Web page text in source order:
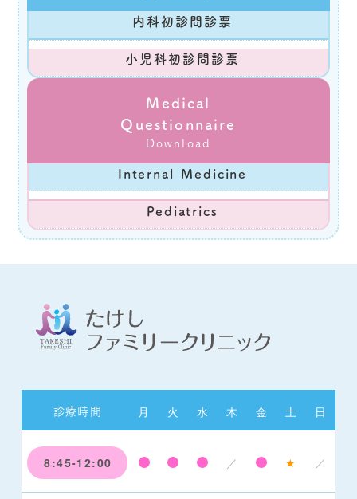
内科初診問診票
小児科初診問診票
Medical
Questionnaire
Download
Internal Medicine
Pediatrics
診療時間 月 火 水 木 金 土 日
8:45-12:00 ／ ★ ／